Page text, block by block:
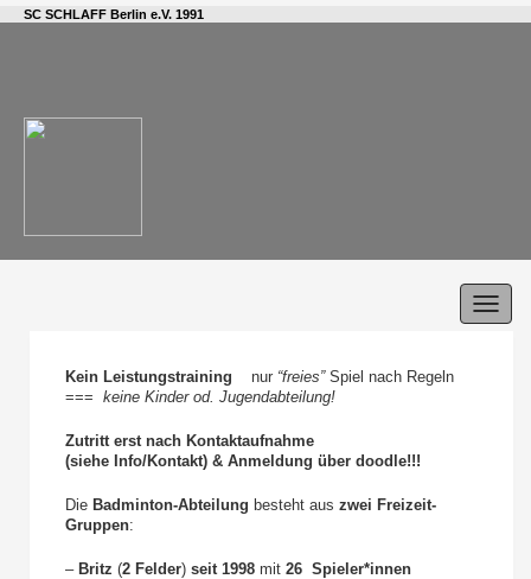
SC SCHLAFF Berlin e.V. 1991
Kein Leistungstraining nur “freies”Spiel nach Regeln
=== keine Kinder od. Jugendabteilung!
Zutritt erst nach Kontaktaufnahme
(siehe Info/Kontakt) & Anmeldung über doodle!!!
Die Badminton-Abteilung besteht aus zwei Freizeit-
Gruppen:
– Britz (2 Felder) seit 1998 mit 26 Spieler*innen